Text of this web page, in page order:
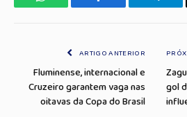
WhatsApp Facebook
ARTIGO ANTERIOR
Fluminense, internacional e
Cruzeiro garantem vaga nas
oitavas da Copa do Brasil
gol